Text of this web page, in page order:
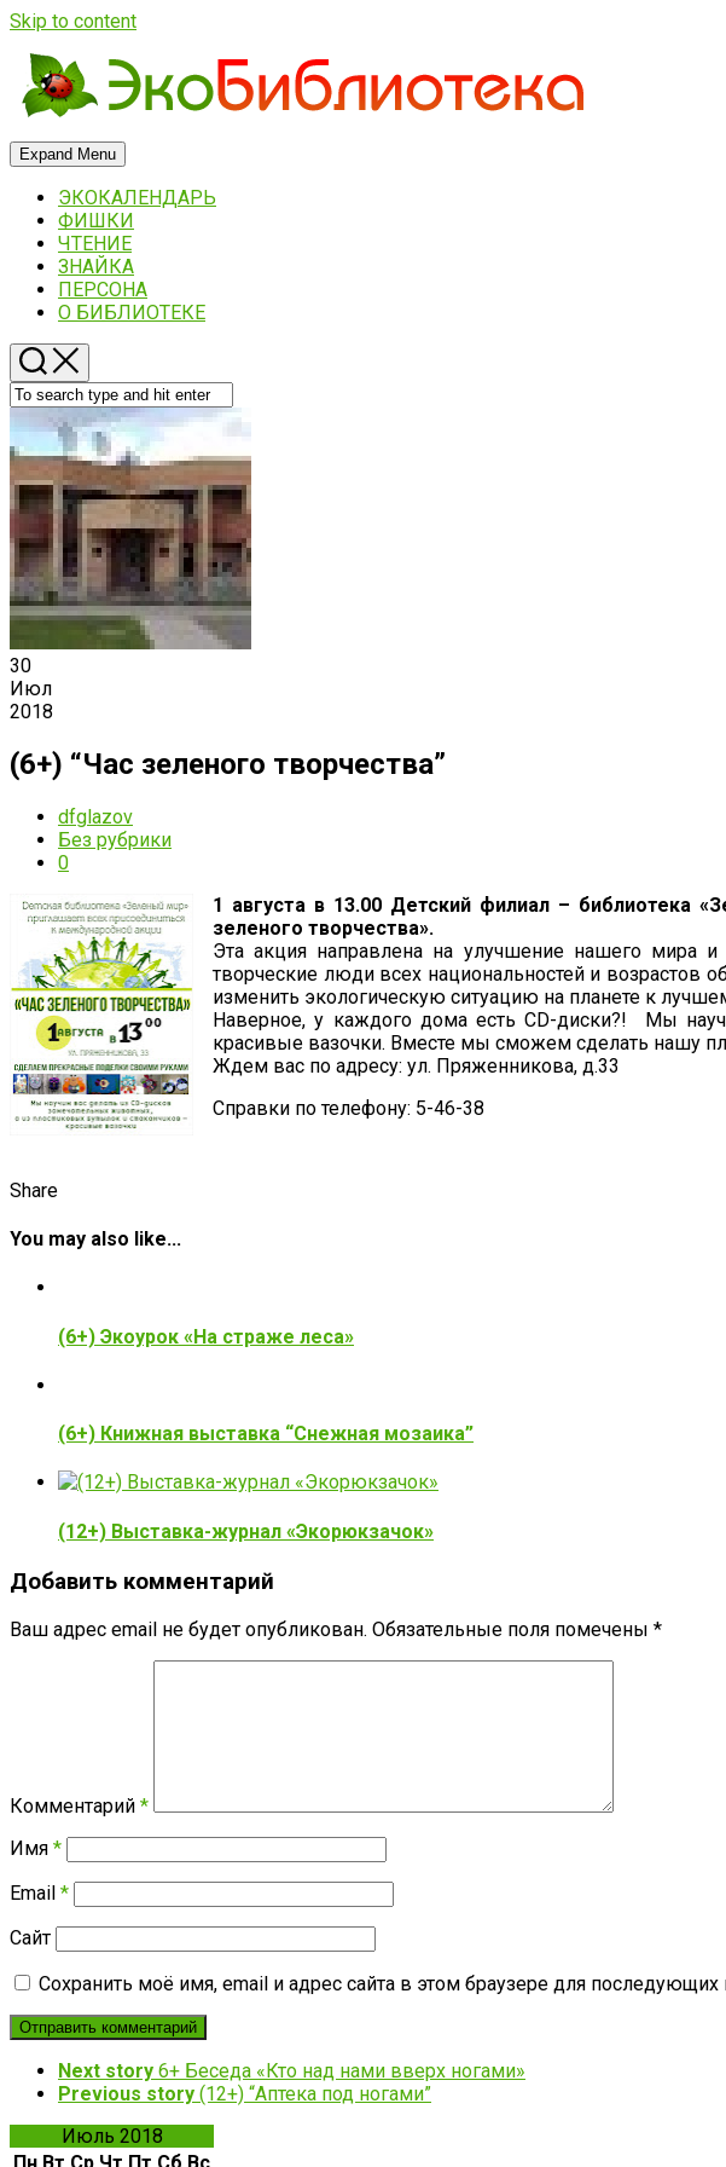
Skip to content
Expand Menu
ЭКОКАЛЕНДАРЬ
ФИШКИ
ЧТЕНИЕ
ЗНАЙКА
ПЕРСОНА
О БИБЛИОТЕКЕ
30
Июл
2018
(6+) “Час зеленого творчества”
dfglazov
Без рубрики
0
1 августа в 13.00 Детский филиал – библиотека
зеленого творчества».
Эта акция направлена на улучшение нашего мира
творческие люди всех национальностей и возрастов
изменить экологическую ситуацию на планете к
Наверное, у каждого дома есть CD-диски?! Мы
красивые вазочки. Вместе мы сможем сделать нашу
Ждем вас по адресу: ул. Пряженникова, д.33
Справки по телефону: 5-46-38
Share
You may also like...
(6+) Экоурок «На страже леса»
(6+) Книжная выставка “Снежная мозаика”
(12+) Выставка-журнал «Экорюкзачок»
Добавить комментарий
Ваш адрес email не будет опубликован. Обязательные поля помечены *
Комментарий *
Имя *
Email *
Сайт
Сохранить моё имя, email и адрес сайта в этом браузере для
Next story 6+ Беседа «Кто над нами вверх ногами»
Previous story (12+) “Аптека под ногами”
Июль 2018
Пн Вт Ср Чт Пт Сб Вс